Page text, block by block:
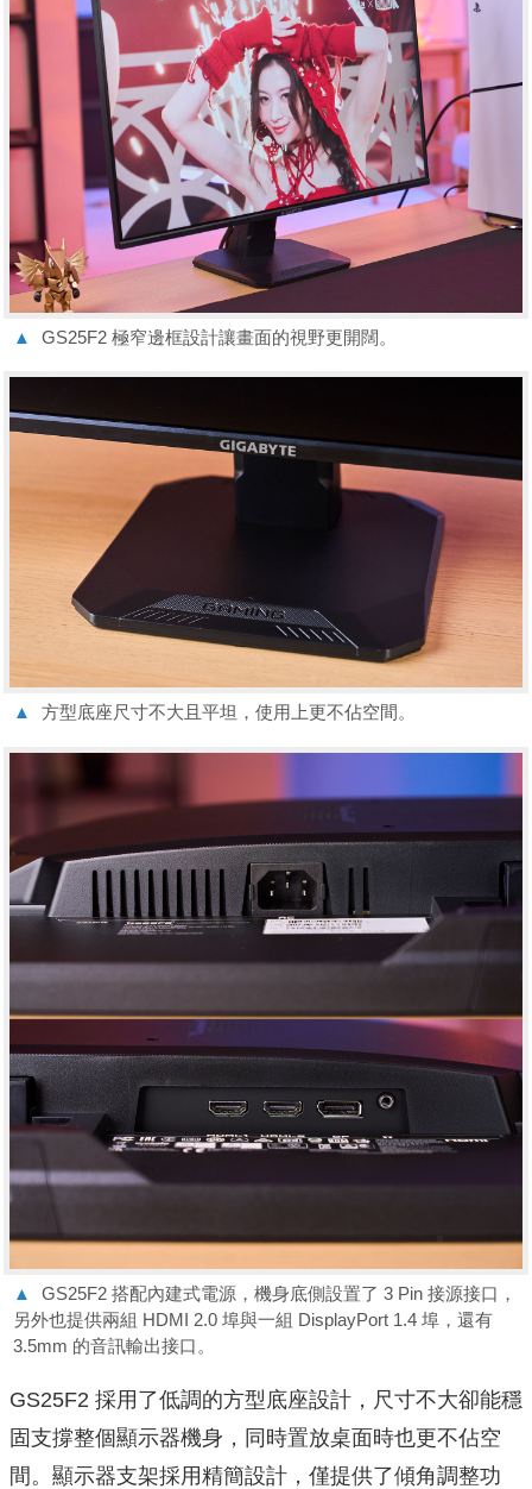
▲ GS25F2 極窄邊框設計讓畫面的視野更開闊。
▲ 方型底座尺寸不大且平坦，使用上更不佔空間。
▲
GS25F2 搭配內建式電源，機身底側設置了 3 Pin 接源接口，
另外也提供兩組 HDMI 2.0 埠與一組 DisplayPort 1.4 埠，還有
3.5mm 的音訊輸出接口。
GS25F2 採用了低調的方型底座設計，尺寸不大卻能穩
固支撐整個顯示器機身，同時置放桌面時也更不佔空
間。顯示器支架採用精簡設計，僅提供了傾角調整功